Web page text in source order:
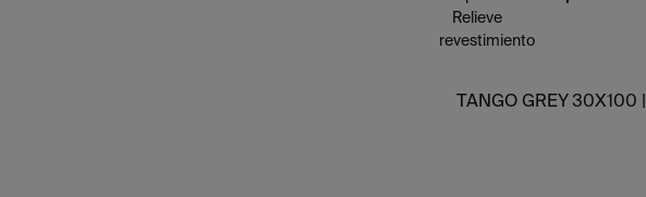
Relieve
revestimiento
TANGO GREY 30X100 |